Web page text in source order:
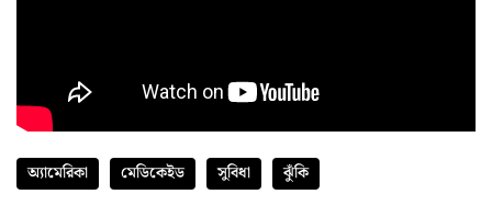
অ্যামেরিকা মেডিকেইড সুবিধা ঝুঁকি